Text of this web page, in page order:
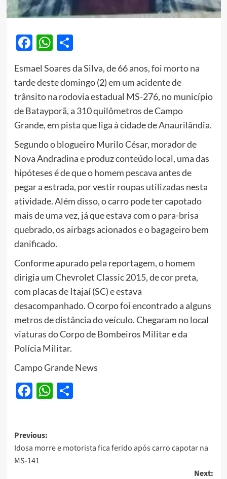
Facebook
WhatsApp
Share
Esmael Soares da Silva, de 66 anos, foi morto na
tarde deste domingo (2) em um acidente de
trânsito na rodovia estadual MS-276, no município
de Batayporã, a 310 quilômetros de Campo
Grande, em pista que liga à cidade de Anaurilândia.
Segundo o blogueiro Murilo César, morador de
Nova Andradina e produz conteúdo local, uma das
hipóteses é de que o homem pescava antes de
pegar a estrada, por vestir roupas utilizadas nesta
atividade. Além disso, o carro pode ter capotado
mais de uma vez, já que estava com o para-brisa
quebrado, os airbags acionados e o bagageiro bem
danificado.
Conforme apurado pela reportagem, o homem
dirigia um Chevrolet Classic 2015, de cor preta,
com placas de Itajaí (SC) e estava
desacompanhado. O corpo foi encontrado a alguns
metros de distância do veículo. Chegaram no local
viaturas do Corpo de Bombeiros Militar e da
Polícia Militar.
Campo Grande News
Facebook
WhatsApp
Share
Post
navigation
Previous:
Idosa morre e motorista fica ferido após carro capotar na
MS-141
Next: